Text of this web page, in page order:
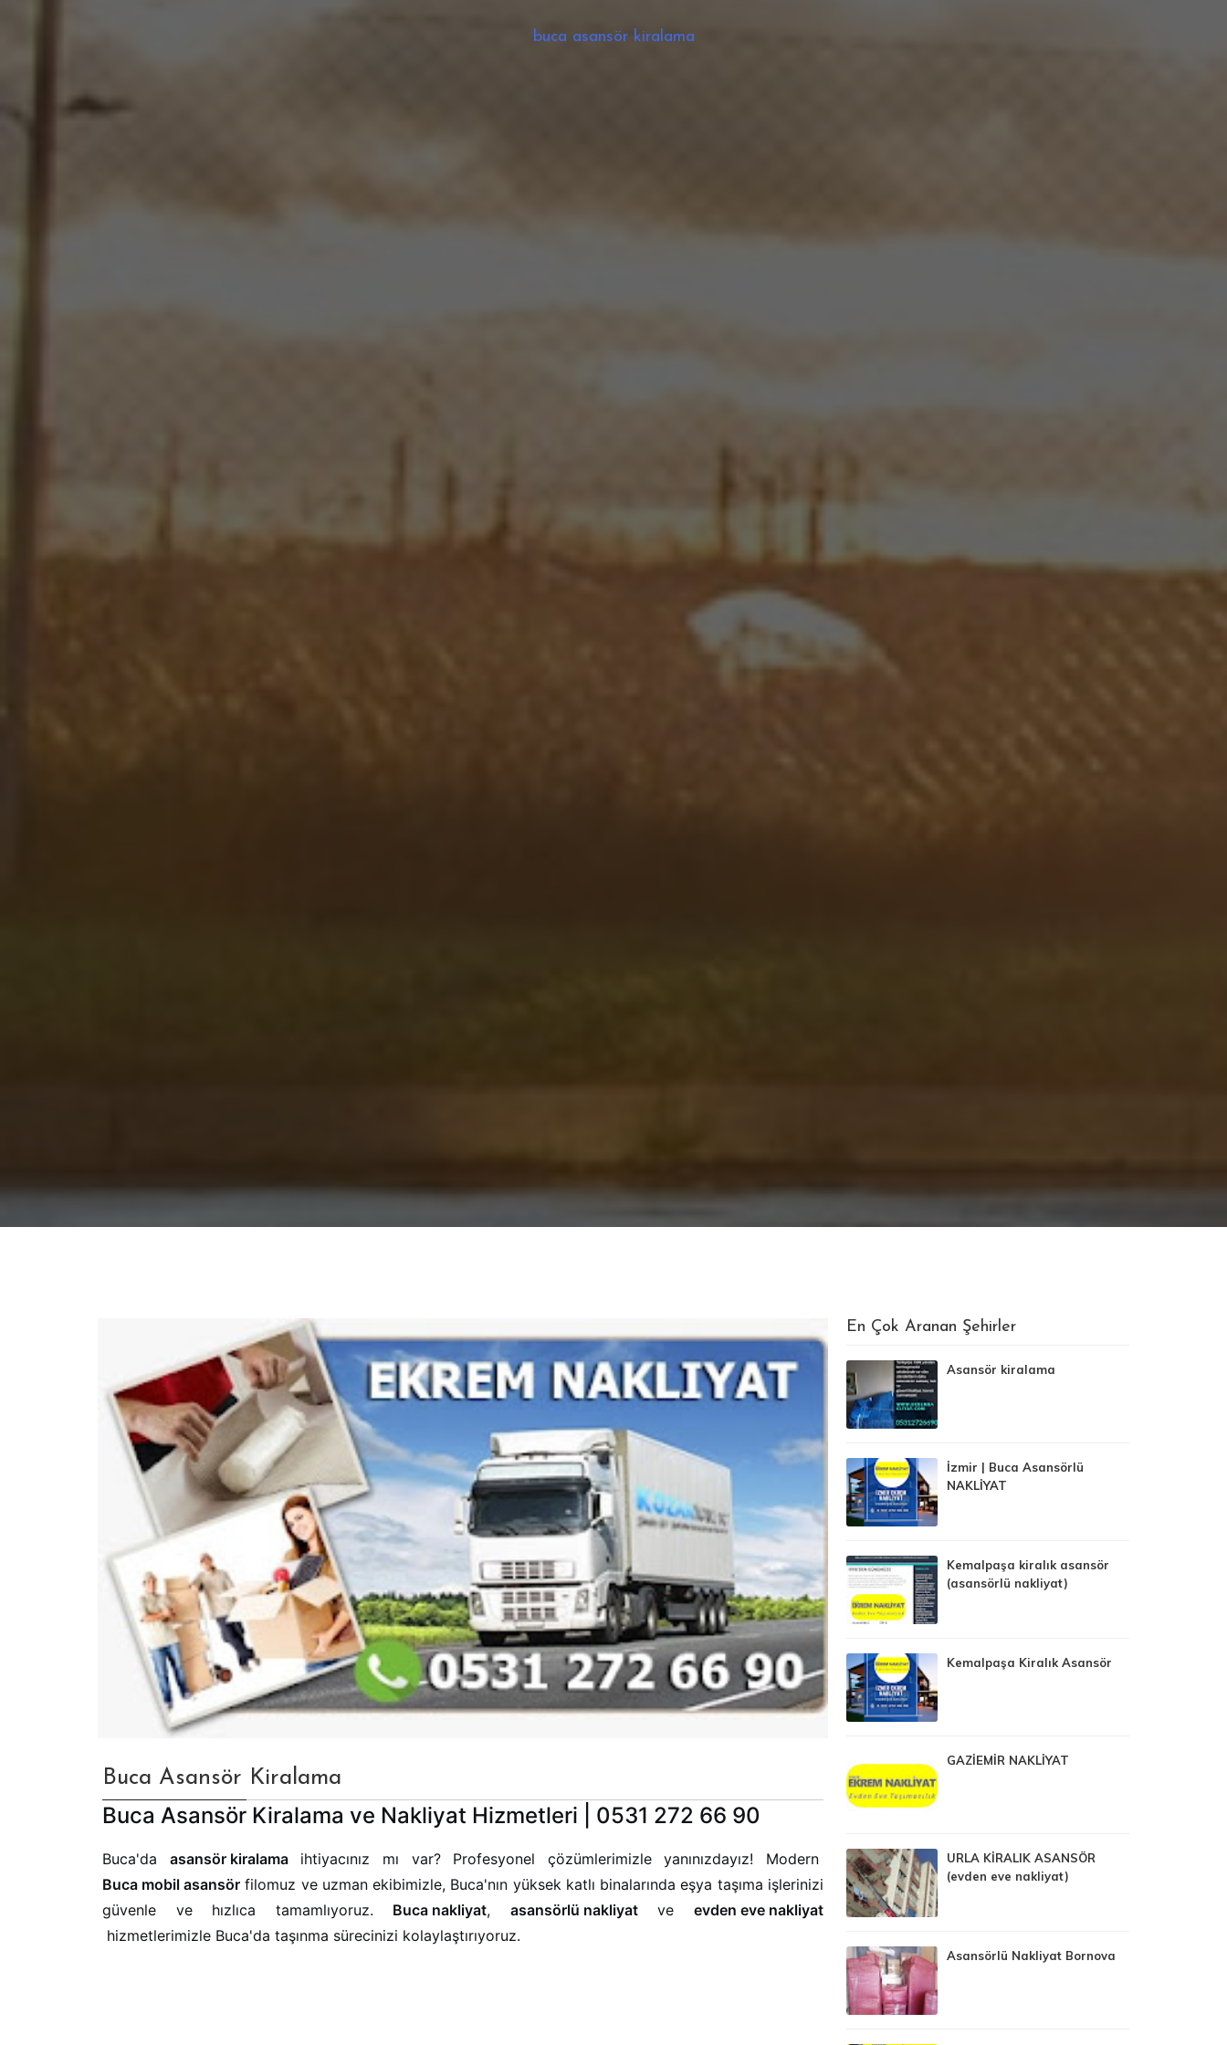
buca asansör kiralama
Buca Asansör Kiralama
Buca Asansör Kiralama ve Nakliyat Hizmetleri | 0531 272 66 90
Buca'da asansör kiralamaihtiyacınız mı var? Profesyonel çözümlerimizle yanınızdayız! Modern
Buca mobil asansör filomuz ve uzman ekibimizle, Buca'nın yüksek katlı binalarında eşya taşıma işlerinizi
güvenle ve hızlıca tamamlıyoruz. Buca nakliyat, asansörlü nakliyatveevden eve nakliyat
hizmetlerimizle Buca'da taşınma sürecinizi kolaylaştırıyoruz.
En Çok Aranan Şehirler
Asansör kiralama
İzmir | Buca Asansörlü
NAKLİYAT
Kemalpaşa kiralık asansör
(asansörlü nakliyat)
Kemalpaşa Kiralık Asansör
GAZİEMİR NAKLİYAT
URLA KİRALIK ASANSÖR
(evden eve nakliyat)
Asansörlü Nakliyat Bornova